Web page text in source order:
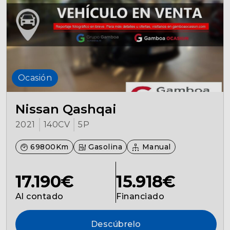
Ocasión
Nissan Qashqai
2021 140CV 5P
69800Km Gasolina Manual
17.190€
Al contado
15.918€
Financiado
Descúbrelo